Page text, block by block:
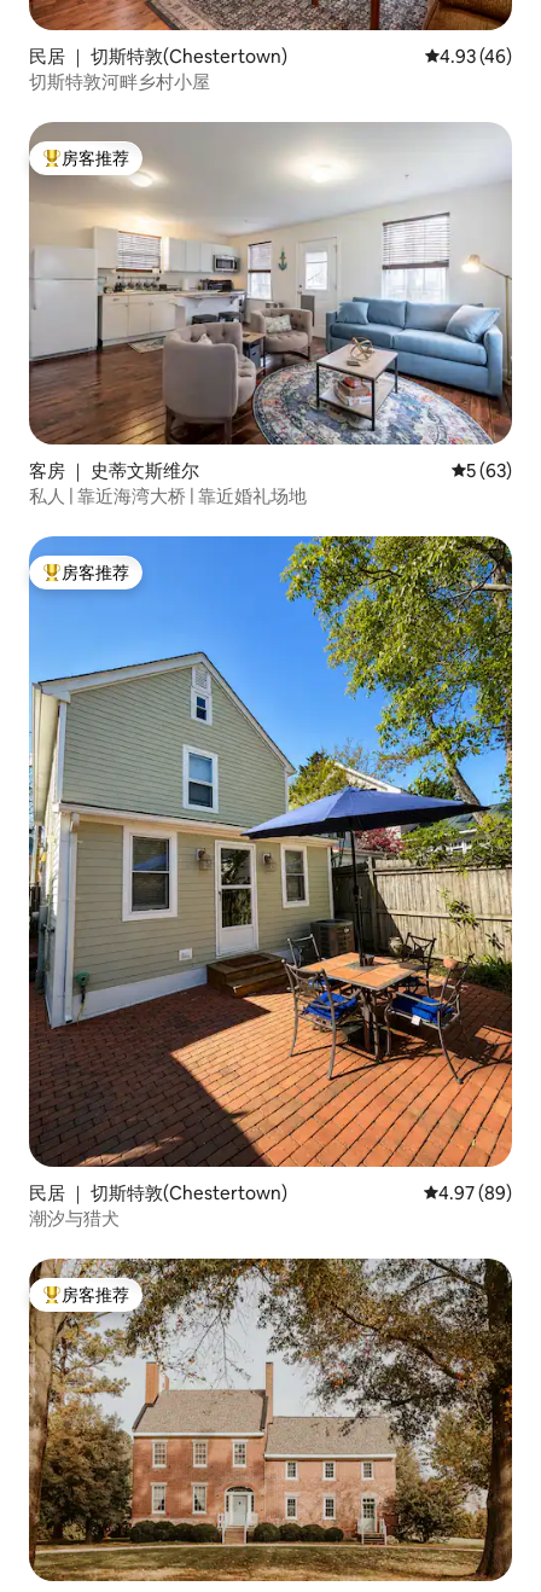
民居 ｜ 切斯特敦(Chestertown) 平均评分
4.93 (46)
切斯特敦河畔乡村小屋
热门「房客推荐」
房客推荐
客房 ｜ 史蒂文斯维尔 平均评分
5 (63)
私人 | 靠近海湾大桥 | 靠近婚礼场地
热门「房客推荐」
房客推荐
民居 ｜ 切斯特敦(Chestertown) 平均评分 4.97
4.97 (89)
潮汐与猎犬
热门「房客推荐」
房客推荐